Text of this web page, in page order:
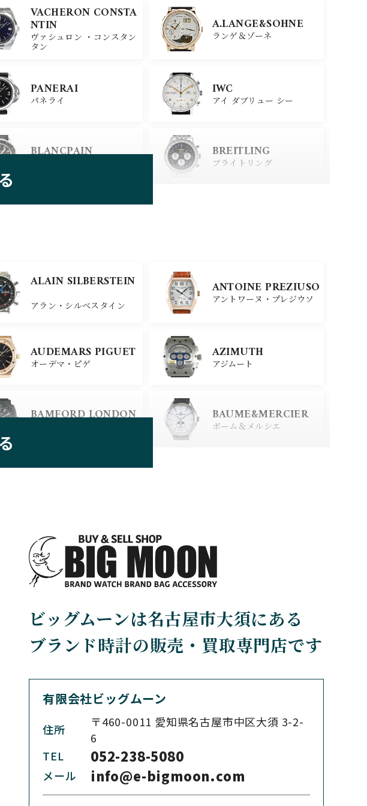
VACHERON CONSTA
NTIN
ヴァシュロン ・コンスタン
タン
A.LANGE&SOHNE
ランゲ＆ゾーネ
PANERAI
パネライ
IWC
アイ ダブリュー シー
BLANCPAIN BREITLING
ブライトリング
BELL＆ROSS
ベル＆ロス ジン
ショパール セイコー
アラン・シルベスタイン
シチズン
ALAIN SILBERSTEIN
アラン・シルベスタイン
ANTOINE PREZIUSO
アントワーヌ・プレジウソ
AUDEMARS PIGUET
オーデマ・ピゲ
AZIMUTH
アジムート
BAMFORD LONDON BAUME&MERCIER
ボーム＆メルシエ
BREITLING
ブライトリング
shutte
CARL F. BUCHERER
カール F. ブヘラ
CARTIER
カルティエ
CHRONOSWISS
CYRUS CZAPEK
ビッグムーンは名古屋市大須にある
ブランド時計の販売・買取専門店です
有限会社ビッグムーン
住所 〒460-0011 愛知県名古屋市中区大須 3-2-
6
TEL
052-238-5080
メール info@e-bigmoon.com